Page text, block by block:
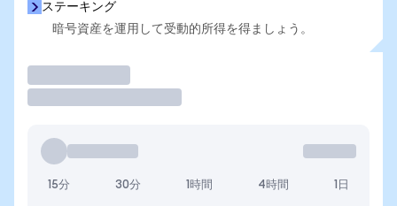
ステーキング
暗号資産を運用して受動的所得を得ましょう。
15分 30分 1時間 4時間 1日